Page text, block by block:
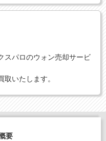
スパロのウォン売却サービ
いたします。
要